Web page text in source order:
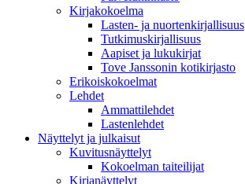
Kirjakokoelma
Lasten- ja nuortenkirjallisuus
Tutkimuskirjallisuus
Aapiset ja lukukirjat
Tove Janssonin kotikirjasto
Erikoiskokoelmat
Lehdet
Ammattilehdet
Lastenlehdet
Näyttelyt ja julkaisut
Kuvitusnäyttelyt
Kokoelman taiteilijat
Kirjanäyttelyt